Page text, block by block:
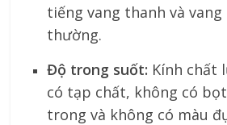
tiếng vang thanh và
thường.
Độ trong suốt: Kính chất
có tạp chất, không có
trong và không có màu